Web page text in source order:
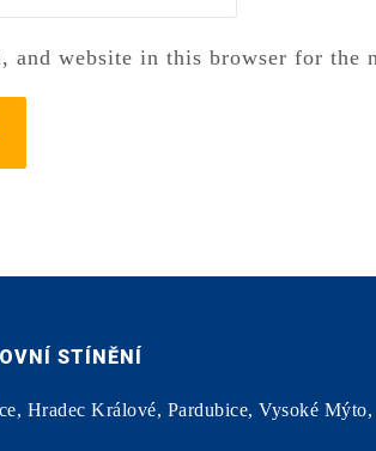
and website in this browser for the
STÍNĚNÍ
Hradec Králové, Pardubice, Vysoké Mýto,